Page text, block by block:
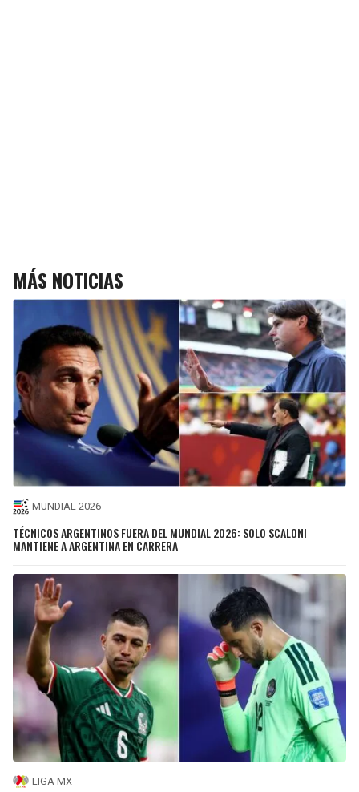
MÁS NOTICIAS
MUNDIAL 2026
TÉCNICOS ARGENTINOS FUERA DEL MUNDIAL 2026: SOLO SCALONI
MANTIENE A ARGENTINA EN CARRERA
LIGA MX